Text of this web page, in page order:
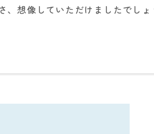
、想像していただけましたでし